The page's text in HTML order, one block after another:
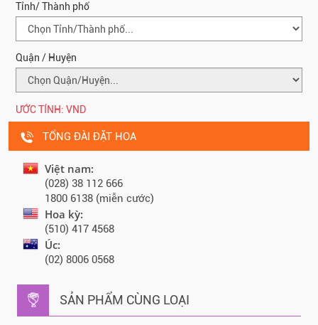
Tỉnh/ Thành phố
Quận / Huyện
ƯỚC TÍNH: VND
TỔNG ĐÀI ĐẶT HOA
Việt nam:
(028) 38 112 666
1800 6138 (miễn cước)
Hoa kỳ:
(510) 417 4568
Úc:
(02) 8006 0568
SẢN PHẨM CÙNG LOẠI